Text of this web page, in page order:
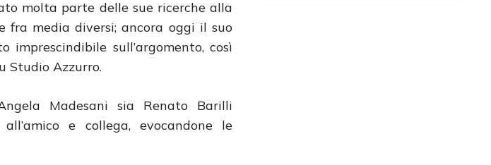
molta parte delle sue ricerche alla
fra media diversi; ancora oggi il suo
imprescindibile sull’argomento, così
Studio Azzurro.
Madesani sia Renato Barilli
e collega, evocandone le